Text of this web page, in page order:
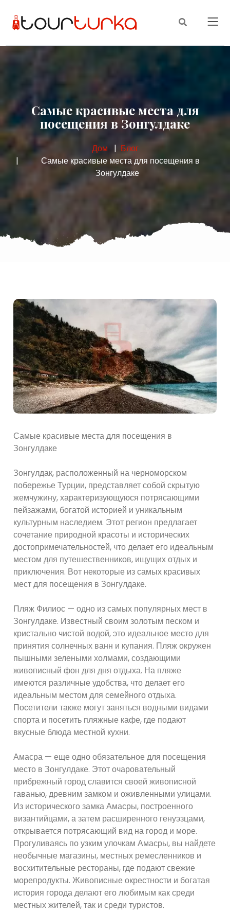
Самые красивые места для
посещения в Зонгулдаке
Дом
Блог
Самые красивые места для посещения в
Зонгулдаке
Самые красивые места для посещения в
Зонгулдаке
Зонгулдак, расположенный на черноморском
побережье Турции, представляет собой скрытую
жемчужину, характеризующуюся потрясающими
пейзажами, богатой историей и уникальным
культурным наследием. Этот регион предлагает
сочетание природной красоты и исторических
достопримечательностей, что делает его идеальным
местом для путешественников, ищущих отдых и
приключения. Вот некоторые из самых красивых
мест для посещения в Зонгулдаке.
Пляж Филиос — одно из самых популярных мест в
Зонгулдаке. Известный своим золотым песком и
кристально чистой водой, это идеальное место для
принятия солнечных ванн и купания. Пляж окружен
пышными зелеными холмами, создающими
живописный фон для дня отдыха. На пляже
имеются различные удобства, что делает его
идеальным местом для семейного отдыха.
Посетители также могут заняться водными видами
спорта и посетить пляжные кафе, где подают
вкусные блюда местной кухни.
Амасра — еще одно обязательное для посещения
место в Зонгулдаке. Этот очаровательный
прибрежный город славится своей живописной
гаванью, древним замком и оживленными улицами.
Из исторического замка Амасры, построенного
византийцами, а затем расширенного генуэзцами,
открывается потрясающий вид на город и море.
Прогуливаясь по узким улочкам Амасры, вы найдете
необычные магазины, местных ремесленников и
восхитительные рестораны, где подают свежие
морепродукты. Живописные окрестности и богатая
история города делают его любимым как среди
местных жителей, так и среди туристов.